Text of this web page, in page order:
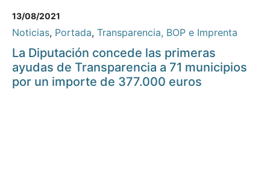
13/08/2021
Noticias, Portada, Transparencia, BOP e Imprenta
La Diputación concede las primeras
ayudas de Transparencia a 71 municipios
por un importe de 377.000 euros